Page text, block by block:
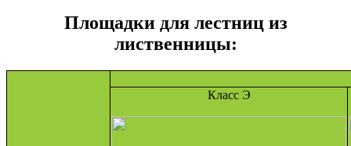
Площадки для лестниц из
лиственницы:
Класс Э